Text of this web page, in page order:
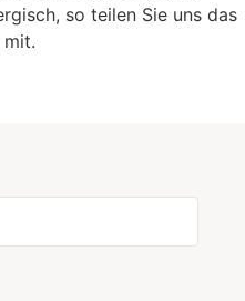
so teilen Sie uns das